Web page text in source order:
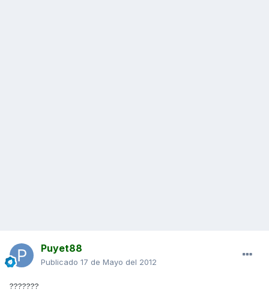
Puyet88
Publicado 17 de Mayo del 2012
???????